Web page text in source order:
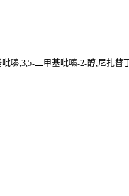
嗪;3,5-二甲基吡嗪-2-醇;尼扎替